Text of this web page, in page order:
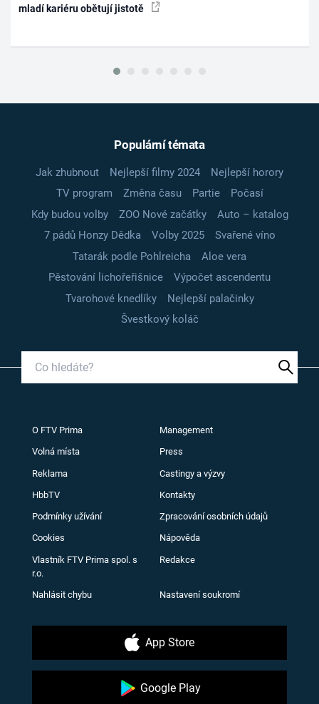
mladí kariéru obětují jistotě
Populární témata
Jak zhubnout Nejlepší filmy 2024
Nejlepší horory
TV program
Změna času Partie
Počasí
Kdy budou volby
ZOO Nové začátky
Auto – katalog
7 pádů Honzy Dědka
Volby 2025
Svařené víno
Tatarák podle Pohlreicha
Aloe vera
Pěstování lichořeřišnice
Výpočet ascendentu
Tvarohové knedlíky
Nejlepší palačinky
Švestkový koláč
O FTV Prima Management
Volná místa Press
Reklama Castingy a výzvy
HbbTV Kontakty
Podmínky užívání Zpracování osobních údajů
Cookies Nápověda
Vlastník FTV Prima spol. s
r.o.
Redakce
Nahlásit chybu Nastavení soukromí
App Store
Google Play